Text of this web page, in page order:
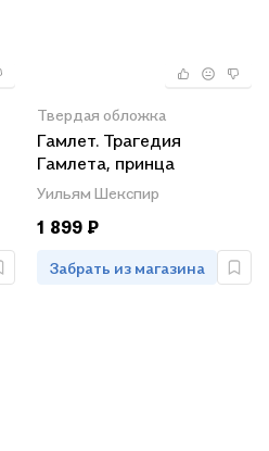
Твердая обложка
Гамлет. Трагедия
Гамлета, принца
Датского
Уильям Шекспир
1 899 ₽
Забрать из магазина